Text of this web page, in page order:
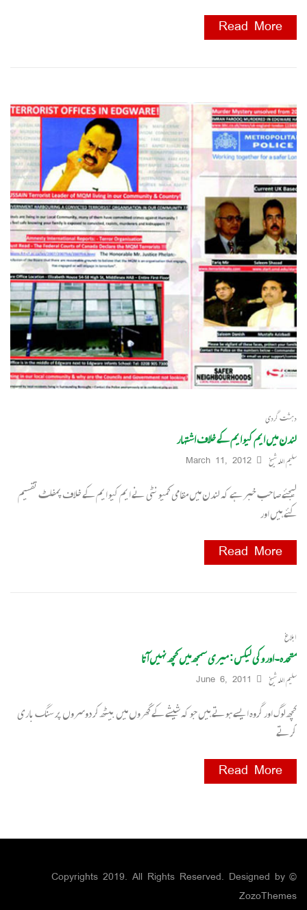
Read More
دہشت گردی
لندن میں ایم کیو ایم کے خلاف اشتہار
سلیم اللہ شیخ March 11, 2012
لیجئے صاحب خبر ہے کہ لندن میں مقامی کمیونٹی نے ایم کیو ایم کے خلاف پمفلٹ تقسیم
کئے ہیں اور
Read More
ابلاغ
متحدہ۔اور وکی لیکس : میری سمجھ میں کچھ نہیں آتا
سلیم اللہ شیخ June 6, 2011
کچھ لوگ اور گروہ ایسے ہوتے ہیں جو کہ شیشے کے گھروں میں بیٹھ کر دوسروں پر سنگ باری
کرتے
Read More
© Copyrights 2019. All Rights Reserved. Designed by
ZozoThemes